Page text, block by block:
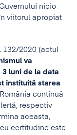
nicio
viitorul apropiat
132/2020 (actul
va
luni de la data
instituită starea
continuă
respectiv
aceasta,
certitudine este